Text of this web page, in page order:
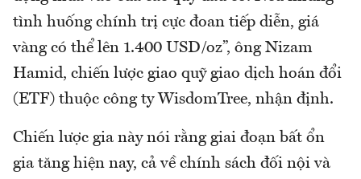
tình huống chính trị cực đoan tiếp diễn, giá
vàng có thể lên 1.400 USD/oz”, ông Nizam
Hamid, chiến lược giao quỹ giao dịch hoán đổi
(ETF) thuộc công ty WisdomTree, nhận định.
Chiến lược gia này nói rằng giai đoạn bất ổn
gia tăng hiện nay, cả về chính sách đối nội và